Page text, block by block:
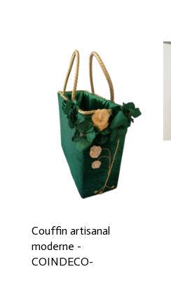
Couffin artisanal
moderne -
COINDECO-